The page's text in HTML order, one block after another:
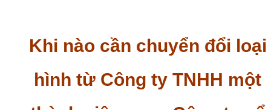
Khi nào cần chuyển đổi loại
hình từ Công ty TNHH một